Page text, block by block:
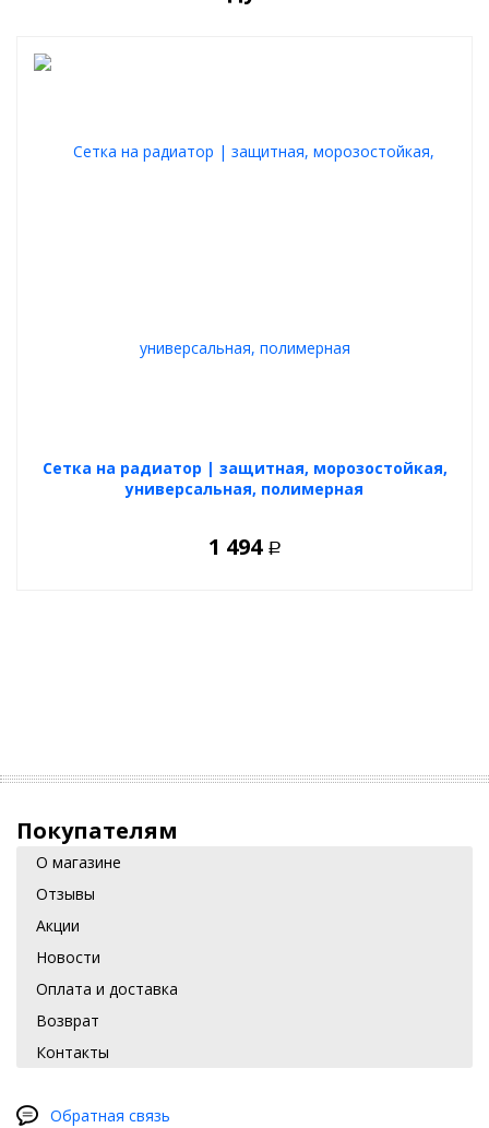
Пример установки зимнего пакета:
Cетка на радиатор | защитная, морозостойкая,
универсальная, полимерная
1 494 Р
Покупателям
О магазине
Отзывы
Акции
Новости
Оплата и доставка
Возврат
Контакты
Обратная связь